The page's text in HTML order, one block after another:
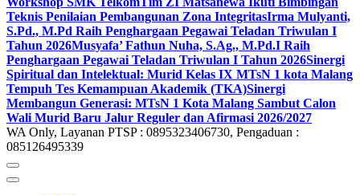
Teknis Penilaian Pembangunan Zona IntegritasIrma Mulyanti,
S.Pd., M.Pd Raih Penghargaan Pegawai Teladan Triwulan I
Tahun 2026Musyafa’ Fathun Nuha, S.Ag., M.Pd.I Raih
Penghargaan Pegawai Teladan Triwulan I Tahun 2026Sinergi
Spiritual dan Intelektual: Murid Kelas IX MTsN 1 kota Malang
Tempuh Tes Kemampuan Akademik (TKA)Sinergi
Membangun Generasi: MTsN 1 Kota Malang Sambut Calon
Wali Murid Baru Jalur Reguler dan Afirmasi 2026/2027
WA Only, Layanan PTSP : 0895323406730, Pengaduan :
085126495339